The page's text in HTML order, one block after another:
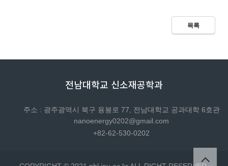
목록
전남대학교 신소재공학과
주소 : 광주광역시 북구 용봉로 77, 전남대학교 공과대학 6호관
nanoenergy0202@gmail.com
+82-62-530-0202